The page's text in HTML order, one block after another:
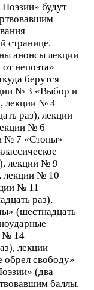
будут
странице.
анонсы лекции
непоэта»
берутся
№ 3 «Выбор и
лекции № 4
раз), лекции
№ 6
№ 7 «Стопы»
лекции № 9
лекции № 10
№ 11
раз),
(шестнадцать
№ 14
лекции
свободу»
(два
баллы.